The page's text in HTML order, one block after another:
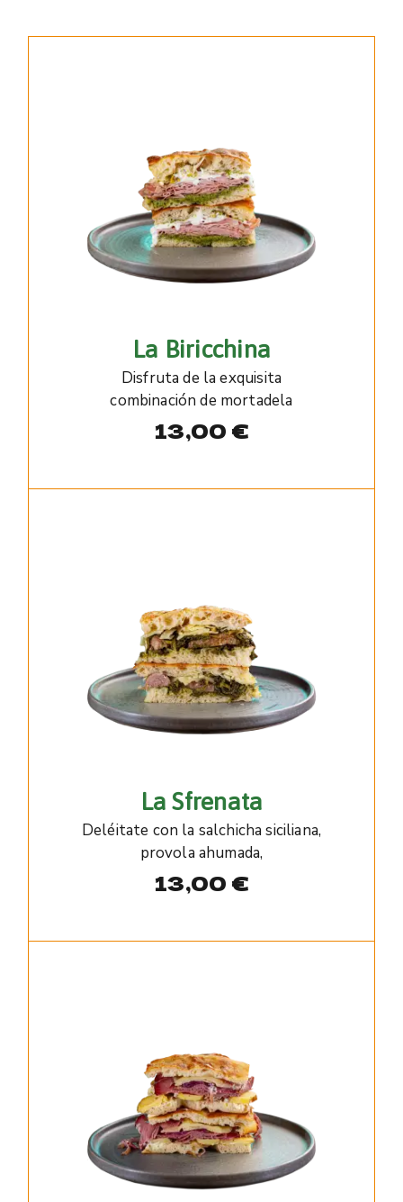
La Biricchina
Disfruta de la exquisita
combinación de mortadela
13,00 €
La Sfrenata
Deléitate con la salchicha siciliana,
provola ahumada,
13,00 €